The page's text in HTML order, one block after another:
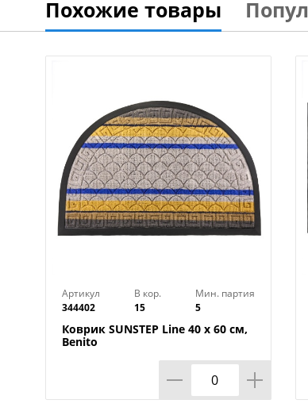
Похожие товары
Артикул
344402
В кор.
15
Мин. партия
5
Коврик SUNSTEP Line 40 х 60 см,
Benito